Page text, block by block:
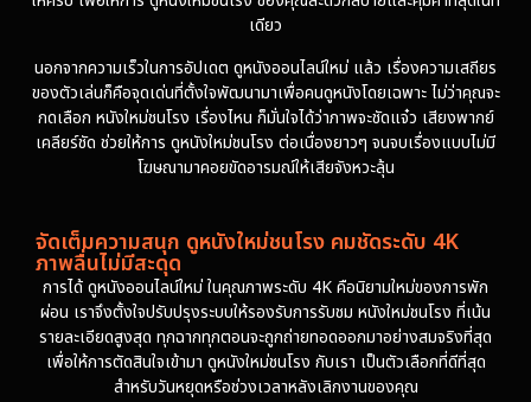
เดียว
นอกจากความเร็วในการอัปเดต ดูหนังออนไลน์ใหม่ แล้ว เรื่องความเสถียร
ของตัวเล่นก็คือจุดเด่นที่ตั้งใจพัฒนามาเพื่อคนดูหนังโดยเฉพาะ ไม่ว่าคุณจะ
กดเลือก หนังใหม่ชนโรง เรื่องไหน ก็มั่นใจได้ว่าภาพจะชัดแจ๋ว เสียงพากย์
เคลียร์ชัด ช่วยให้การ ดูหนังใหม่ชนโรง ต่อเนื่องยาวๆ จนจบเรื่องแบบไม่มี
โฆษณามาคอยขัดอารมณ์ให้เสียจังหวะลุ้น
จัดเต็มความสนุก ดูหนังใหม่ชนโรง คมชัดระดับ 4K
ภาพลื่นไม่มีสะดุด
การได้ ดูหนังออนไลน์ใหม่ ในคุณภาพระดับ 4K คือนิยามใหม่ของการพัก
ผ่อน เราจึงตั้งใจปรับปรุงระบบให้รองรับการรับชม หนังใหม่ชนโรง ที่เน้น
รายละเอียดสูงสุด ทุกฉากทุกตอนจะถูกถ่ายทอดออกมาอย่างสมจริงที่สุด
เพื่อให้การตัดสินใจเข้ามา ดูหนังใหม่ชนโรง กับเรา เป็นตัวเลือกที่ดีที่สุด
สำหรับวันหยุดหรือช่วงเวลาหลังเลิกงานของคุณ